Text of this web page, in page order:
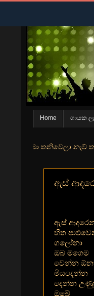
Home ගායක
තනිවෙලා නැව් තලේ ඈ ඇත
ඇස්
ඇස්
හිත
ගලෝනා
ඔබ මගෙම
වෙන්න
මියදෙන්න
දෙන්න
ඔබේ